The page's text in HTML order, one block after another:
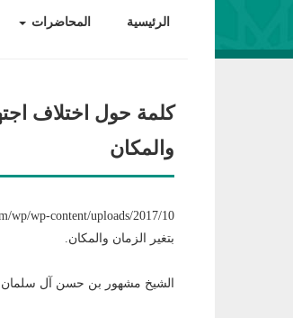
الرئيسية المحاضرات
كلمة حول اختلاف
والمكان
بتغير الزمان والمكان.
الشيخ مشهور بن حسن آل